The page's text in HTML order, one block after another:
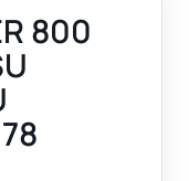
800